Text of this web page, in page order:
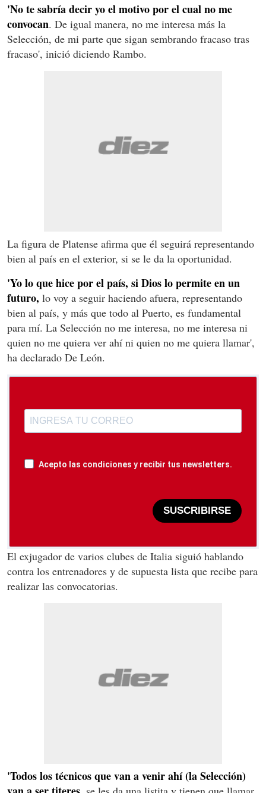
'No te sabría decir yo el motivo por el cual no me
convocan. De igual manera, no me interesa más la
Selección, de mi parte que sigan sembrando fracaso tras
fracaso', inició diciendo Rambo.
La figura de Platense afirma que él seguirá representando
bien al país en el exterior, si se le da la oportunidad.
'Yo lo que hice por el país, si Dios lo permite en un
futuro, lo voy a seguir haciendo afuera, representando
bien al país, y más que todo al Puerto, es fundamental
para mí. La Selección no me interesa, no me interesa ni
quien no me quiera ver ahí ni quien no me quiera llamar',
ha declarado De León.
Acepto las condiciones y recibir tus newsletters.
SUSCRIBIRSE
El exjugador de varios clubes de Italia siguió hablando
contra los entrenadores y de supuesta lista que recibe para
realizar las convocatorias.
'Todos los técnicos que van a venir ahí (la Selección)